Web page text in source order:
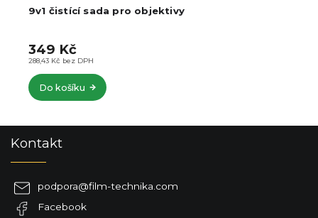
9v1 čistící sada pro objektivy
288,43 Kč bez DPH
349 Kč
Do košíku
Kontakt
podpora@film-technika.com
Facebook